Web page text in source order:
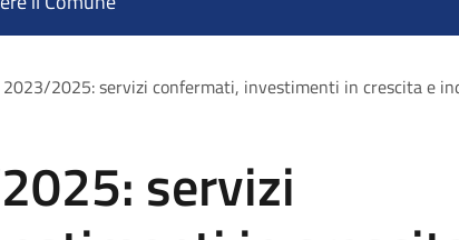
2025: servizi confermati, investimenti in crescita e
servizi